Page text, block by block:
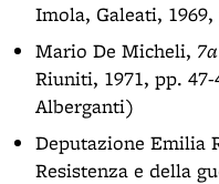
Imola, Galeati, 1969,
Mario De Micheli,
Riuniti, 1971, pp.
Alberganti)
Deputazione Emilia
Resistenza e della